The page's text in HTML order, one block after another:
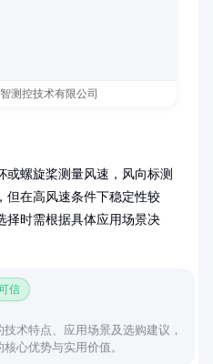
测控技术有限公司
螺旋桨测量风速，风向标测
但在高风速条件下稳定性较
择时需根据具体应用场景决
信
术特点、应用场景及选购建议，
心优势与实用价值。